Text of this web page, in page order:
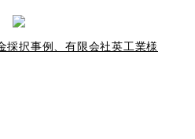
採択事例、有限会社英工業様